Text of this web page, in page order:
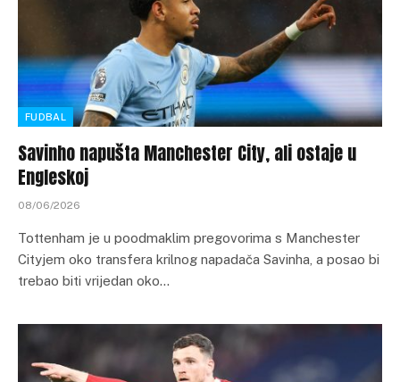
FUDBAL
Savinho napušta Manchester City, ali ostaje u
Engleskoj
08/06/2026
Tottenham je u poodmaklim pregovorima s Manchester
Cityjem oko transfera krilnog napadača Savinha, a posao bi
trebao biti vrijedan oko…